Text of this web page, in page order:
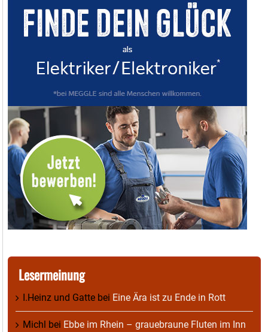
Lesermeinung
I.Heinz und Gatte bei Eine Ära ist zu Ende in Rott
Michl bei Ebbe im Rhein – grauebraune Fluten im Inn